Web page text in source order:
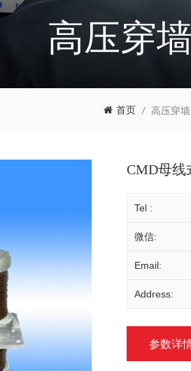
高压穿
首页 / 高压穿
CMD母线
Tel :
微信:
Email:
Address:
参数详